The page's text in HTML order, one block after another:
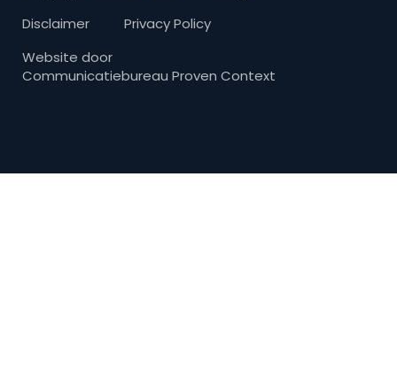
Disclaimer
Privacy Policy
Website door
Communicatiebureau Proven Context